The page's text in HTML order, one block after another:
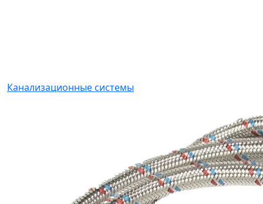
Канализационные системы